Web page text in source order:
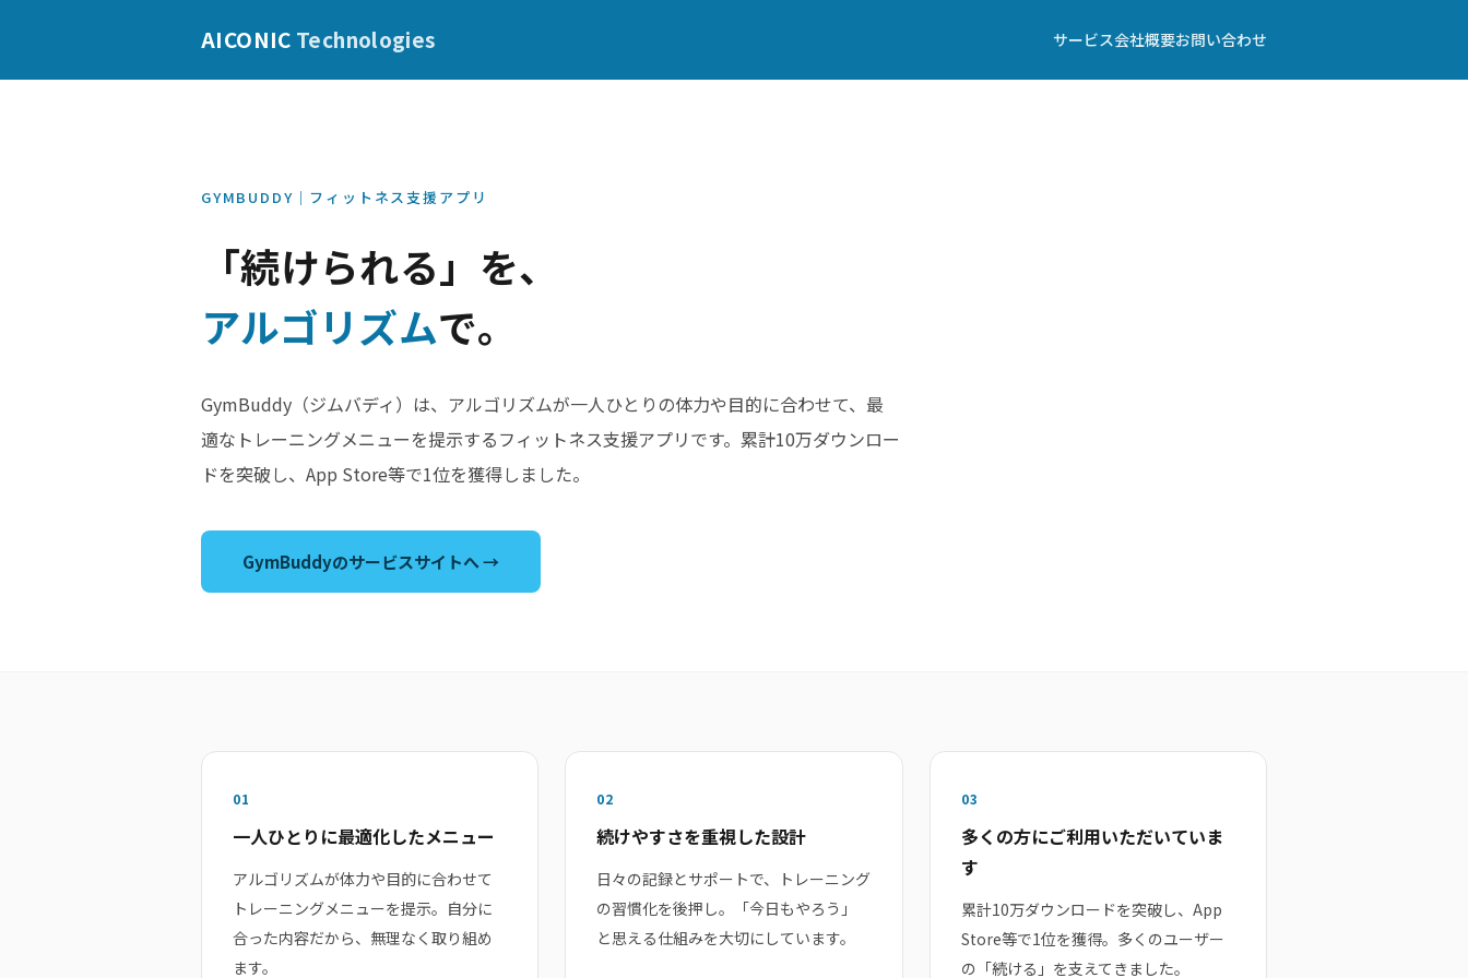
AICONIC Technologies サービス会社概要お問い合わせ
GYMBUDDY｜フィットネス支援アプリ
「続けられる」を、
アルゴリズムで。
GymBuddy（ジムバディ）は、アルゴリズムが一人ひとりの体力や目的に合わせて、最
適なトレーニングメニューを提示するフィットネス支援アプリです。累計10万ダウンロー
ドを突破し、App Store等で1位を獲得しました。
GymBuddyのサービスサイトへ →
01
一人ひとりに最適化したメニュー
アルゴリズムが体力や目的に合わせて
トレーニングメニューを提示。自分に
合った内容だから、無理なく取り組め
ます。
02
続けやすさを重視した設計
日々の記録とサポートで、トレーニング
の習慣化を後押し。「今日もやろう」
と思える仕組みを大切にしています。
03
多くの方にご利用いただいていま
す
累計10万ダウンロードを突破し、App
Store等で1位を獲得。多くのユーザー
の「続ける」を支えてきました。